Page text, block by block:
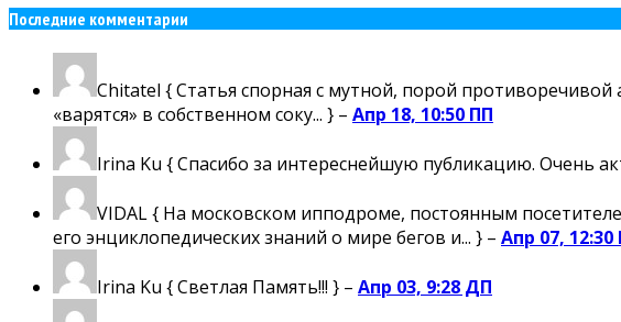
Последние комментарии
Chitatel { Статья спорная с мутной, порой
«варятся» в собственном соку... } – Апр 18, 10:50 ПП
Irina Ku { Спасибо за интереснейшую публикацию. Очень
VIDAL{ На московском ипподроме, постоянным
его энциклопедических знаний о мире бегов и... } – Апр 07, 12:30
Irina Ku { Светлая Память!!! } – Апр 03, 9:28 ДП